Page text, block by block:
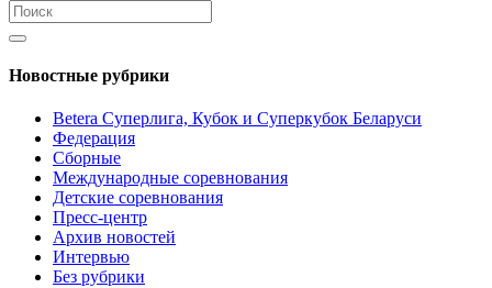
Новостные рубрики
Betera Суперлига, Кубок и Суперкубок Беларуси
Федерация
Сборные
Международные соревнования
Детские соревнования
Пресс-центр
Архив новостей
Интервью
Без рубрики